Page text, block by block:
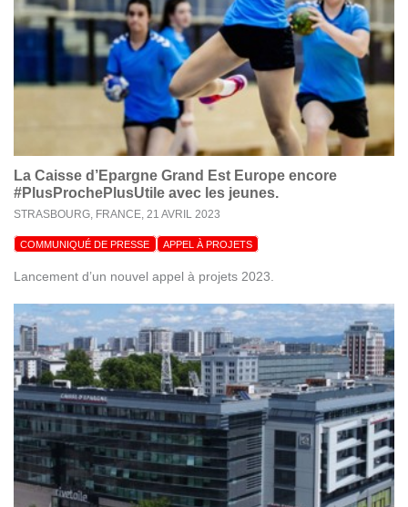
La Caisse d’Epargne Grand Est Europe encore
#PlusProchePlusUtile avec les jeunes.
STRASBOURG, FRANCE, 21 AVRIL 2023
COMMUNIQUÉ DE PRESSE APPEL À PROJETS
Lancement d’un nouvel appel à projets 2023.